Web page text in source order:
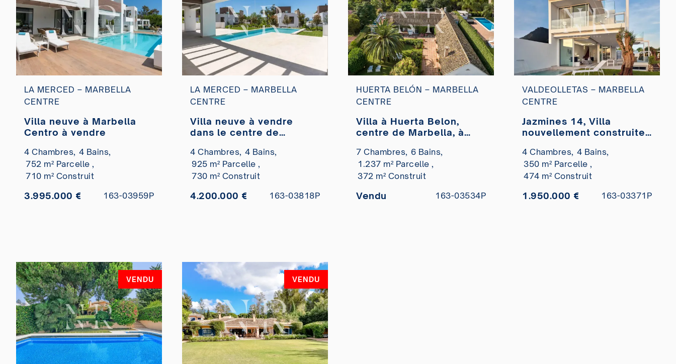
LA MERCED – MARBELLA
CENTRE
Villa neuve à Marbella
Centro à vendre
4 Chambres, 4 Bains,
752 m² Parcelle ,
710 m² Construit
3.995.000 € 163-03959P
LA MERCED – MARBELLA
CENTRE
Villa neuve à vendre
dans le centre de
4 Chambres, 4 Bains,
925 m² Parcelle ,
730 m² Construit
4.200.000 € 163-03818P
HUERTA BELÓN – MARBELLA
CENTRE
Villa à Huerta Belon,
centre de Marbella, à
7 Chambres, 6 Bains,
1.237 m² Parcelle ,
372 m² Construit
Vendu 163-03534P
VALDEOLLETAS – MARBELLA
CENTRE
Jazmines 14, Villa
nouvellement construite
Valdeolletas avec vue
sur la mer à vendre
4 Chambres, 4 Bains,
350 m² Parcelle ,
474 m² Construit
1.950.000 € 163-03371P
VENDU VENDU